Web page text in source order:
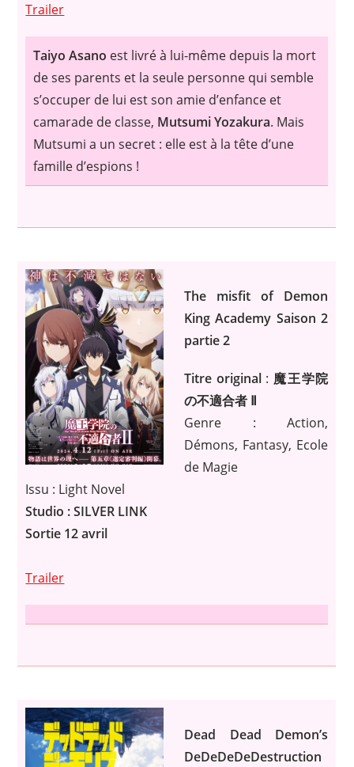
Trailer
Taiyo Asano est livré à lui-même depuis la mort
de ses parents et la seule personne qui semble
s’occuper de lui est son amie d’enfance et
camarade de classe, Mutsumi Yozakura. Mais
Mutsumi a un secret : elle est à la tête d’une
famille d’espions !
The misfit of Demon
King Academy Saison 2
partie 2
Titre original: 魔王学院
の不適合者 Ⅱ
Genre : Action,
Démons, Fantasy, Ecole
de Magie
Issu : Light Novel
Studio : SILVER LINK
Sortie 12 avril
Trailer
Dead Dead Demon’s
DeDeDeDeDestruction